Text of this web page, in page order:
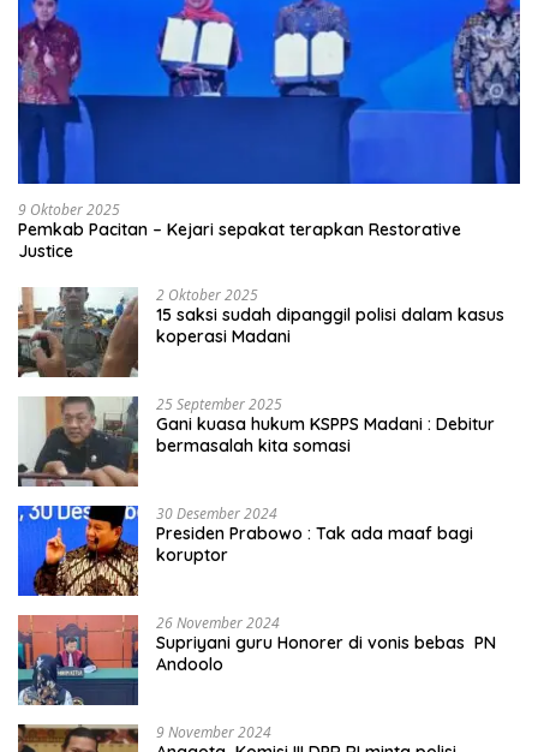
9 Oktober 2025
Pemkab Pacitan – Kejari sepakat terapkan Restorative
Justice
2 Oktober 2025
15 saksi sudah dipanggil polisi dalam kasus
koperasi Madani
25 September 2025
Gani kuasa hukum KSPPS Madani : Debitur
bermasalah kita somasi
30 Desember 2024
Presiden Prabowo : Tak ada maaf bagi
koruptor
26 November 2024
Supriyani guru Honorer di vonis bebas PN
Andoolo
9 November 2024